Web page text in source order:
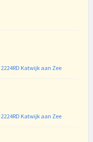
Katwijk aan Zee
Katwijk aan Zee